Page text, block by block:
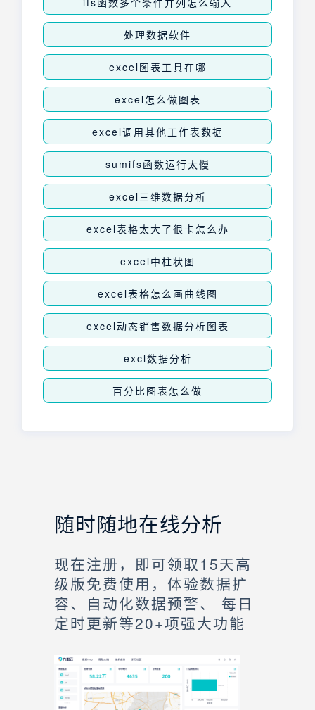
处理数据软件
excel图表工具在哪
excel怎么做图表
excel调用其他工作表数据
sumifs函数运行太慢
excel三维数据分析
excel表格太大了很卡怎么办
excel中柱状图
excel表格怎么画曲线图
excel动态销售数据分析图表
excl数据分析
百分比图表怎么做
随时随地在线分析
现在注册，即可领取15天高
级版免费使用，体验数据扩
容、自动化数据预警、 每日
定时更新等20+项强大功能